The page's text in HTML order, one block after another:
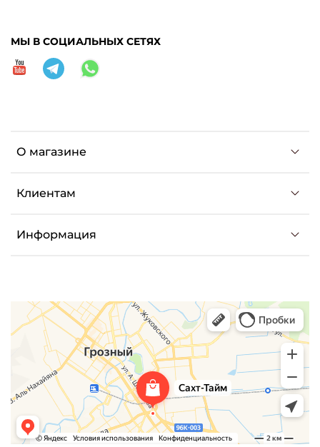
О магазине
Клиентам
Информация
МЫ В СОЦИАЛЬНЫХ СЕТЯХ